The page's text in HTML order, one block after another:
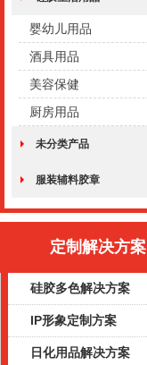
婴幼儿用品
酒具用品
美容保健
厨房用品
未分类产品
服装辅料胶章
定制解决方案
硅胶多色解决方案
IP形象定制方案
日化用品解决方案